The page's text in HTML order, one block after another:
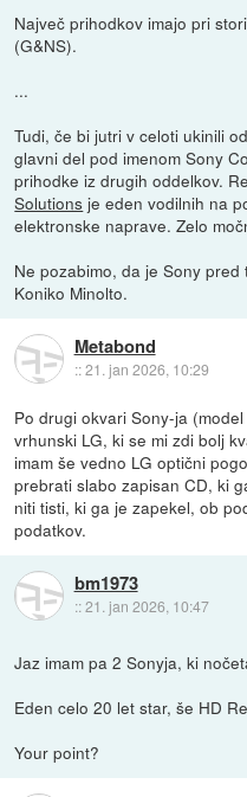
Največ prihodkov imajo pri
(G&NS).
...
Tudi, če bi jutri v celoti ukinili
glavni del pod imenom Sony
prihodke iz drugih oddelkov.
Solutions je eden vodilnih na
elektronske naprave. Zelo
Ne pozabimo, da je Sony
Koniko Minolto.
Metabond
::21. jan 2026, 10:29
Po drugi okvari Sony-ja
vrhunski LG, ki se mi zdi bolj
imam še vedno LG optični
prebrati slabo zapisan CD, ki
niti tisti, ki ga je zapekel, ob
podatkov.
bm1973
::21. jan 2026, 10:47
Jaz imam pa 2 Sonyja, ki
Eden celo 20 let star, še HD
Your point?